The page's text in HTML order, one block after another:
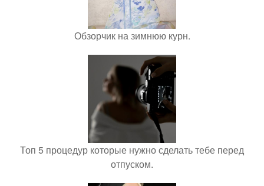
Обзорчик на зимнюю курн.
Топ 5 процедур которые нужно сделать тебе перед
отпуском.